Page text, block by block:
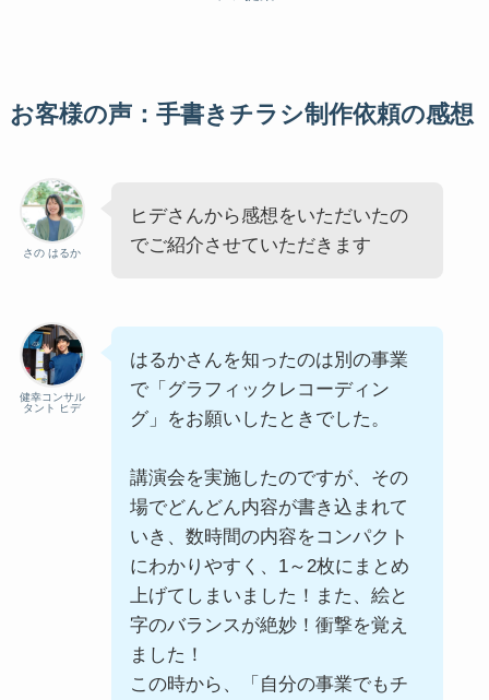
お客様の声：手書きチラシ制作依頼の感想
さの はるか
ヒデさんから感想をいただいたの
でご紹介させていただきます
健幸コンサル
タント ヒデ
はるかさんを知ったのは別の事業
で「グラフィックレコーディン
グ」をお願いしたときでした。
講演会を実施したのですが、その
場でどんどん内容が書き込まれて
いき、数時間の内容をコンパクト
にわかりやすく、1～2枚にまとめ
上げてしまいました！また、絵と
字のバランスが絶妙！衝撃を覚え
ました！
この時から、「自分の事業でもチ